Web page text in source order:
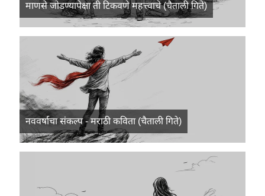
माणसे जोडण्यापेक्षा ती टिकवणे महत्त्वाचे (चैताली गिते)
नववर्षाचा संकल्प - मराठी कविता (चैताली गिते)